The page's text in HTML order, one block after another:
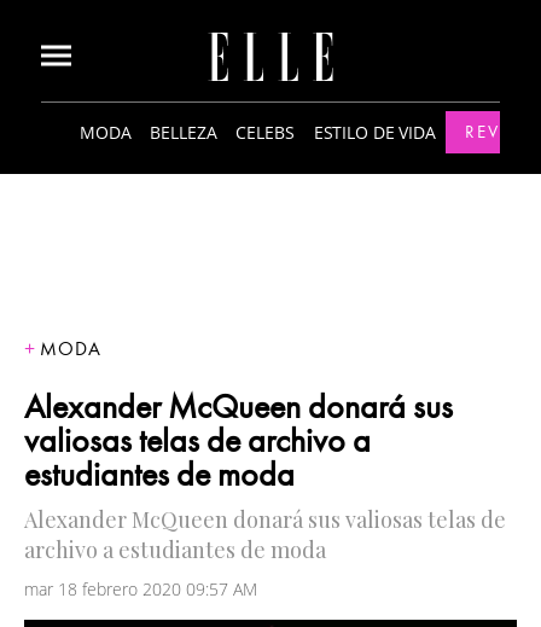
MODA BELLEZA CELEBS ESTILO DE VIDA
MODA
Alexander McQueen donará sus
valiosas telas de archivo a
estudiantes de moda
Alexander McQueen donará sus valiosas telas de
archivo a estudiantes de moda
mar 18 febrero 2020 09:57 AM